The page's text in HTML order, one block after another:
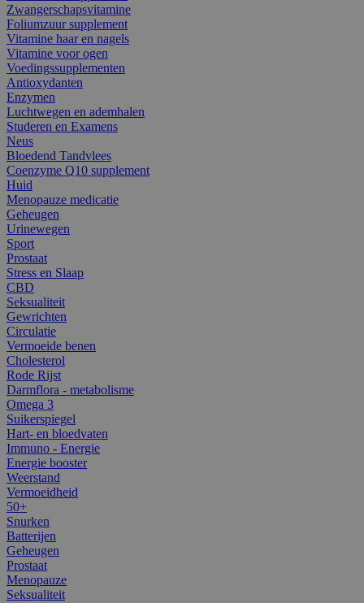
Zwangerschapsvitamine
Foliumzuur supplement
Vitamine haar en nagels
Vitamine voor ogen
Voedingssupplementen
Antioxydanten
Enzymen
Luchtwegen en ademhalen
Studeren en Examens
Neus
Bloedend Tandvlees
Coenzyme Q10 supplement
Huid
Menopauze medicatie
Geheugen
Urinewegen
Sport
Prostaat
Stress en Slaap
CBD
Seksualiteit
Gewrichten
Circulatie
Vermoeide benen
Cholesterol
Rode Rijst
Darmflora - metabolisme
Omega 3
Suikerspiegel
Hart- en bloedvaten
Immuno - Energie
Energie booster
Weerstand
Vermoeidheid
50+
Snurken
Batterijen
Geheugen
Prostaat
Menopauze
Seksualiteit